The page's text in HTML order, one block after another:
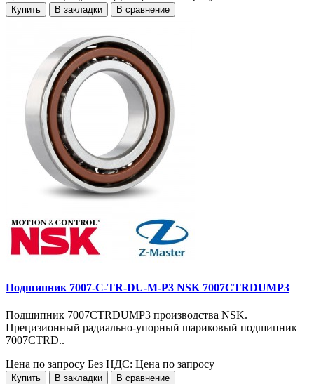
Купить В закладки В сравнение
Подшипник 7007-C-TR-DU-M-P3 NSK 7007CTRDUMP3
Подшипник 7007CTRDUMP3 производства NSK.
Прецизионный радиально-упорный шариковый подшипник
7007CTRD..
Цена по запросу Без НДС: Цена по запросу
Купить В закладки В сравнение